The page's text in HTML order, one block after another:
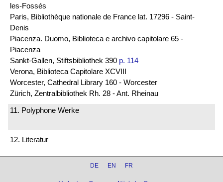
les-Fossés
Paris, Bibliothèque nationale de France lat. 17296 - Saint-
Denis
Piacenza. Duomo, Biblioteca e archivo capitolare 65 -
Piacenza
Sankt-Gallen, Stiftsbibliothek 390 p. 114
Verona, Biblioteca Capitolare XCVIII
Worcester, Cathedral Library 160 - Worcester
Zürich, Zentralbibliothek Rh. 28 - Ant. Rheinau
11. Polyphone Werke
12. Literatur
DE EN FR